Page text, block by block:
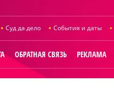
Суд да дело События и даты
ОБРАТНАЯ СВЯЗЬ РЕКЛАМА